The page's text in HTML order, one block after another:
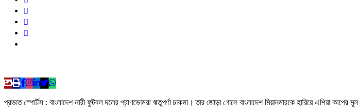
প্রভাত স্পোর্টস : বাংলাদেশ নারী ফুটবল দলের প্রাণভোমরা ‍ঋতুপর্ণা চাকমা। তার জোড়া গোলে বাংলাদেশ মিয়ানমারকে হারিয়ে এশিয়া কাপের